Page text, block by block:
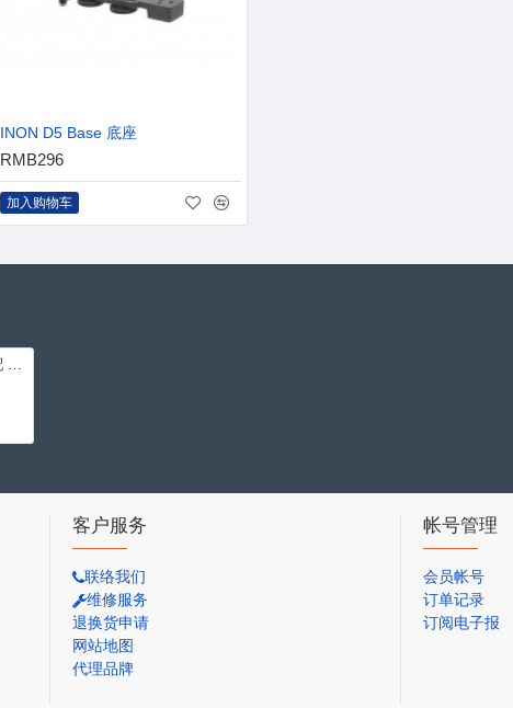
INON D5 Base 底座
RMB296
加入购物车
INON D5 Base 四脚架套装 (搭配 4x INON Z型闪灯转接头 MV)
客户服务
联络我们
维修服务
退换货申请
网站地图
代理品牌
帐号管理
会员帐号
订单记录
订阅电子报